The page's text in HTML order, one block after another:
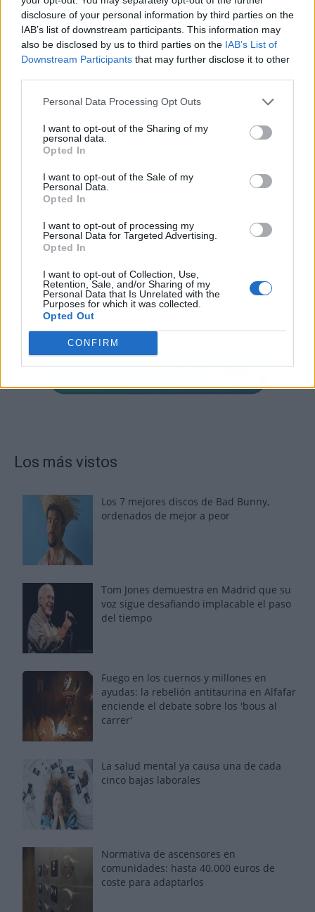
disclosure of your personal information by third parties on the
IAB’s list of downstream participants. This information may
also be disclosed by us to third parties on the IAB’s List of
Downstream Participants that may further disclose it to other
Personal Data Processing Opt Outs
I want to opt-out of the Sharing of my
personal data.
Opted In
I want to opt-out of the Sale of my
Personal Data.
Opted In
I want to opt-out of processing my
Personal Data for Targeted Advertising.
Opted In
I want to opt-out of Collection, Use,
Retention, Sale, and/or Sharing of my
Personal Data that Is Unrelated with the
Purposes for which it was collected.
Opted Out
CONFIRM
Los más vistos
Los 7 mejores discos de Bad Bunny,
ordenados de mejor a peor
Tom Jones demuestra en Madrid que su
voz sigue desafiando implacable el paso
del tiempo
Fuego en los cuernos y millones en
ayudas: la rebelión antitaurina en Alfafar
enciende el debate sobre los 'bous al
carrer'
La salud mental ya causa una de cada
cinco bajas laborales
Normativa de ascensores en
comunidades: hasta 40.000 euros de
coste para adaptarlos